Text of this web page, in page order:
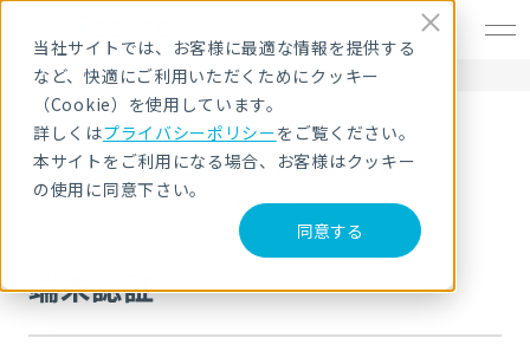
当社サイトでは、お客様に最適な情報を提供する
など、快適にご利用いただくためにクッキー
（Cookie）を使用しています。
詳しくはプライバシーポリシーをご覧ください。
本サイトをご利用になる場合、お客様はクッキー
の使用に同意下さい。
同意する
HOME セキュリティ用語解説 端末認証
セキュリティ用語解説
端末認証